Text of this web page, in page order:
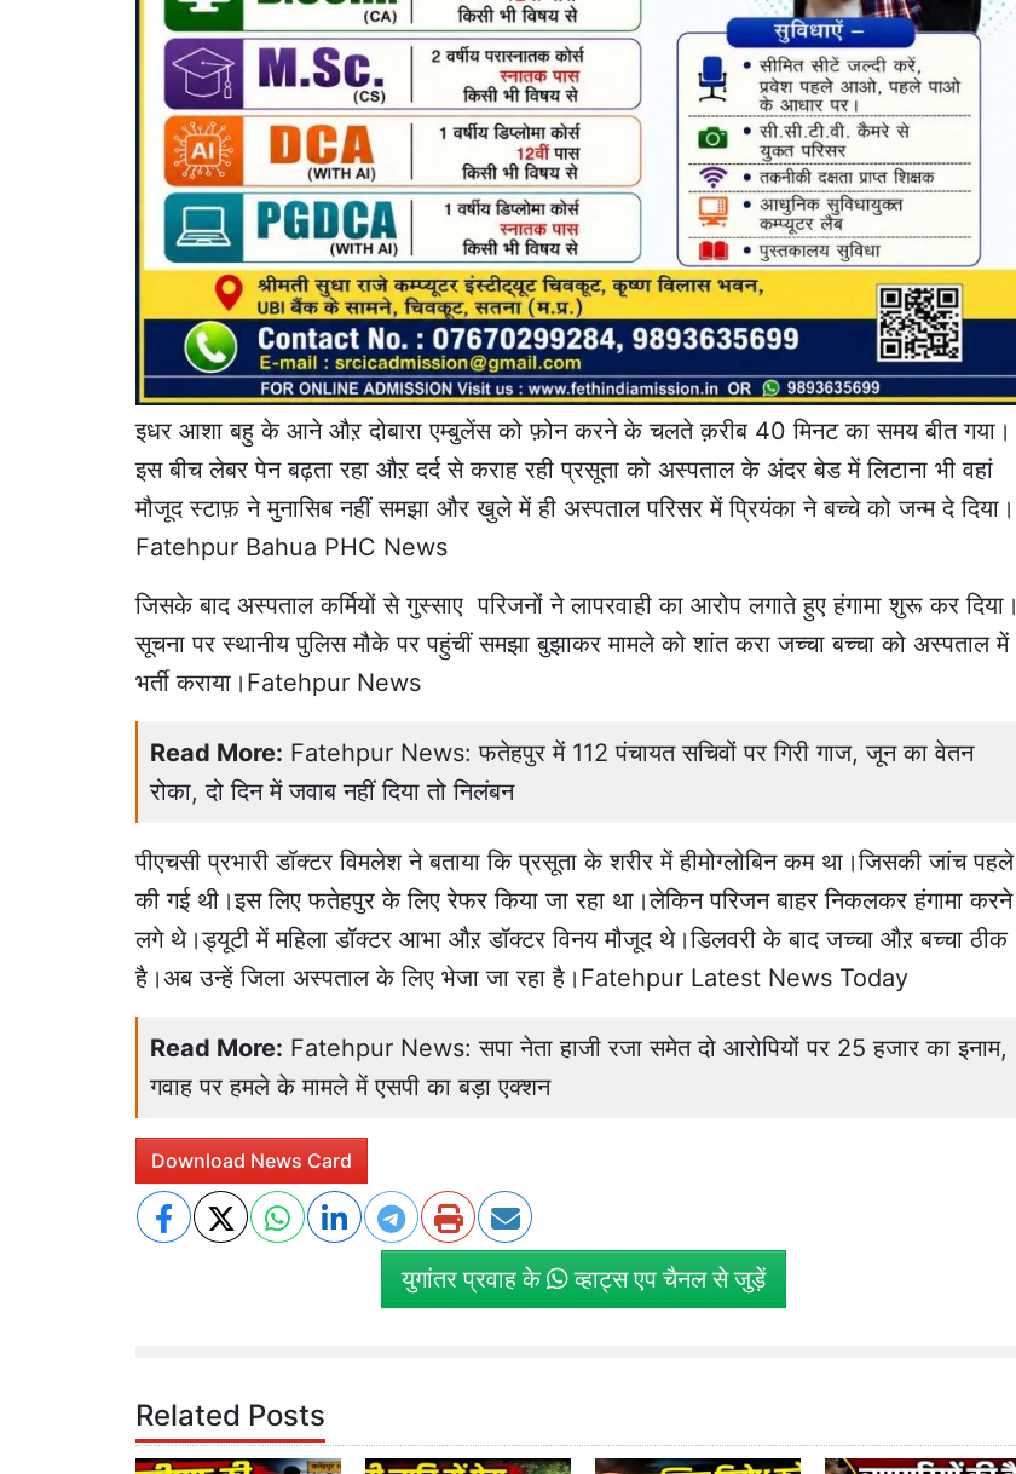
इधर आशा बहु के आने औऱ दोबारा एम्बुलेंस को फ़ोन करने के चलते क़रीब 40 मिनट का समय बीत गया।
इस बीच लेबर पेन बढ़ता रहा औऱ दर्द से कराह रही प्रसूता को अस्पताल के अंदर बेड में लिटाना भी वहां
मौजूद स्टाफ़ ने मुनासिब नहीं समझा और खुले में ही अस्पताल परिसर में प्रियंका ने बच्चे को जन्म दे दिया।
Fatehpur Bahua PHC News
जिसके बाद अस्पताल कर्मियों से गुस्साए परिजनों ने लापरवाही का आरोप लगाते हुए हंगामा शुरू कर दिया।
सूचना पर स्थानीय पुलिस मौके पर पहुंचीं समझा बुझाकर मामले को शांत करा जच्चा बच्चा को अस्पताल में
भर्ती कराया।Fatehpur News
Read More: Fatehpur News: फतेहपुर में 112 पंचायत सचिवों पर गिरी गाज, जून का वेतन
रोका, दो दिन में जवाब नहीं दिया तो निलंबन
पीएचसी प्रभारी डॉक्टर विमलेश ने बताया कि प्रसूता के शरीर में हीमोग्लोबिन कम था।जिसकी जांच पहले
की गई थी।इस लिए फतेहपुर के लिए रेफर किया जा रहा था।लेकिन परिजन बाहर निकलकर हंगामा करने
लगे थे।ड्यूटी में महिला डॉक्टर आभा औऱ डॉक्टर विनय मौजूद थे।डिलवरी के बाद जच्चा औऱ बच्चा ठीक
है।अब उन्हें जिला अस्पताल के लिए भेजा जा रहा है।Fatehpur Latest News Today
Read More: Fatehpur News: सपा नेता हाजी रजा समेत दो आरोपियों पर 25 हजार का इनाम,
गवाह पर हमले के मामले में एसपी का बड़ा एक्शन
Download News Card
युगांतर प्रवाह के व्हाट्स एप चैनल से जुड़ें
Related Posts